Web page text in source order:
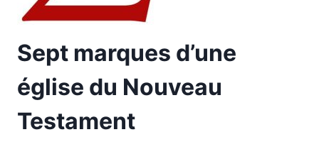
Sept marques d’une
église du Nouveau
Testament